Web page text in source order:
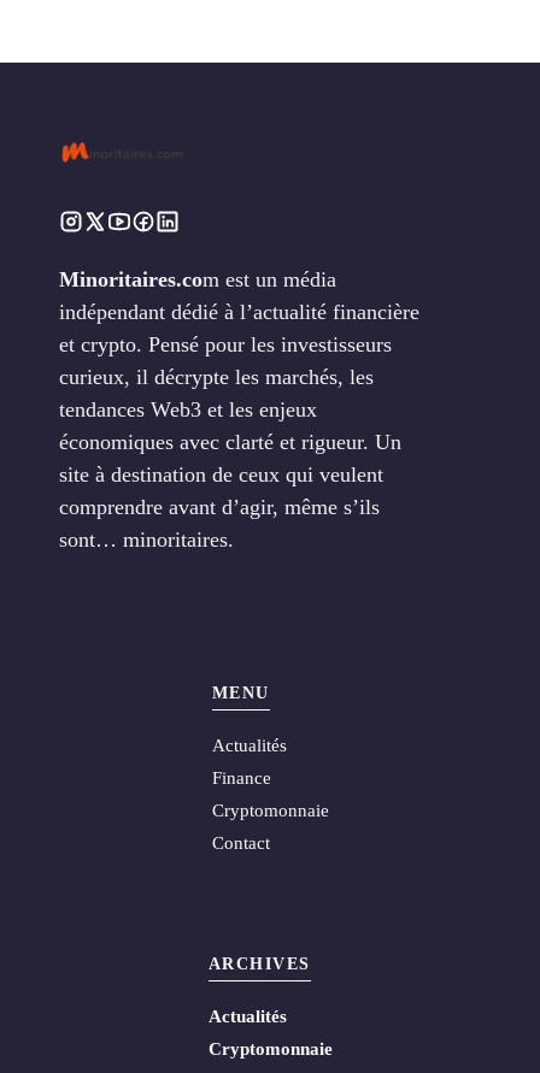
Minoritaires.com est un média
indépendant dédié à l’actualité financière
et crypto. Pensé pour les investisseurs
curieux, il décrypte les marchés, les
tendances Web3 et les enjeux
économiques avec clarté et rigueur. Un
site à destination de ceux qui veulent
comprendre avant d’agir, même s’ils
sont… minoritaires.
MENU
Actualités
Finance
Cryptomonnaie
Contact
ARCHIVES
Actualités
Cryptomonnaie